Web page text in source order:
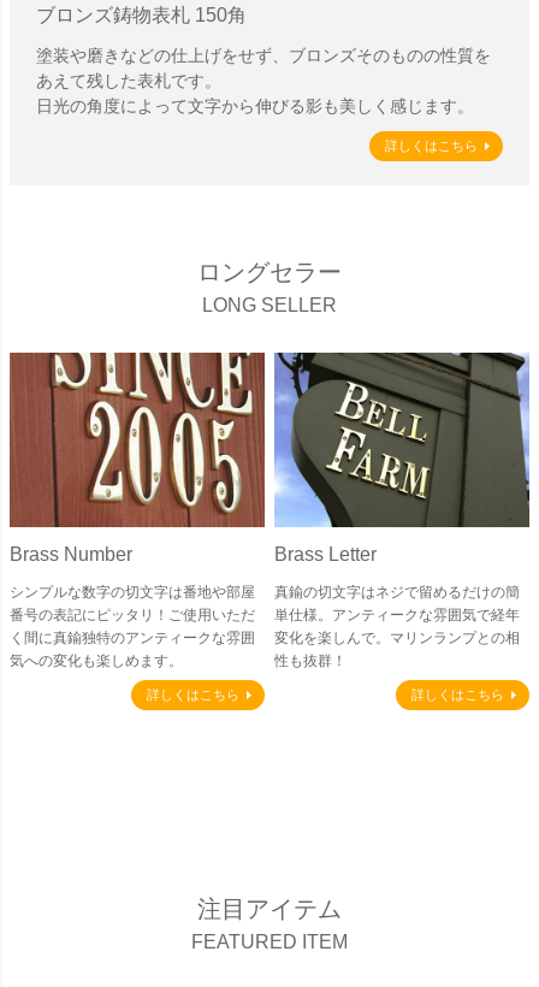
ブロンズ鋳物表札 150角
塗装や磨きなどの仕上げをせず、ブロンズそのものの性質を
あえて残した表札です。
日光の角度によって文字から伸びる影も美しく感じます。
詳しくはこちら
ロングセラー
LONG SELLER
Brass Letter
真鍮の切文字はネジで留めるだけの簡
単仕様。アンティークな雰囲気で経年
変化を楽しんで。マリンランプとの相
性も抜群！
詳しくはこちら
Brass Number
シンプルな数字の切文字は番地や部屋
番号の表記にピッタリ！ご使用いただ
く間に真鍮独特のアンティークな雰囲
気への変化も楽しめます。
詳しくはこちら
注目アイテム
FEATURED ITEM